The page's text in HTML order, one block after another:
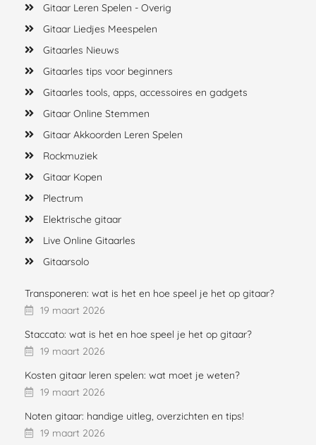
Gitaar Leren Spelen - Overig
Gitaar Liedjes Meespelen
Gitaarles Nieuws
Gitaarles tips voor beginners
Gitaarles tools, apps, accessoires en gadgets
Gitaar Online Stemmen
Gitaar Akkoorden Leren Spelen
Rockmuziek
Gitaar Kopen
Plectrum
Elektrische gitaar
Live Online Gitaarles
Gitaarsolo
Transponeren: wat is het en hoe speel je het op gitaar?
19 maart 2026
Staccato: wat is het en hoe speel je het op gitaar?
19 maart 2026
Kosten gitaar leren spelen: wat moet je weten?
19 maart 2026
Noten gitaar: handige uitleg, overzichten en tips!
19 maart 2026